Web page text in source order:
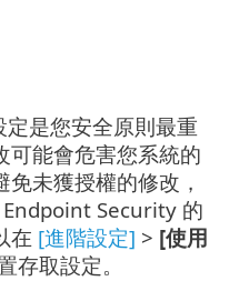
是您安全原則最重
可能會危害您系統的
未獲授權的修改，
Endpoint Security 的
在 [進階設定] > [使用
存取設定。